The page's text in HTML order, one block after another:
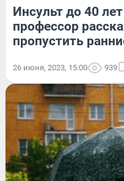
Инсульт до 40
профессор
пропустить
26 июня, 2023, 15:00 939